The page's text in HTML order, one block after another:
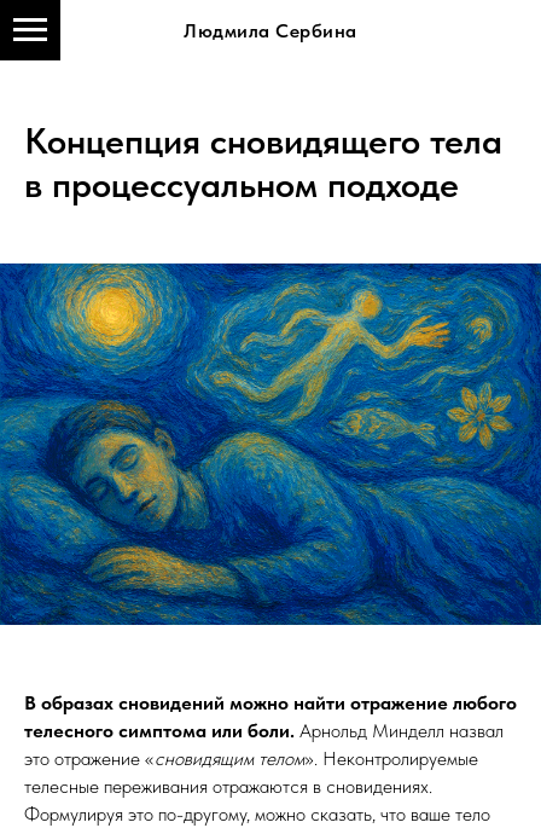
Людмила Сербина
Концепция сновидящего тела
в процессуальном подходе
В образах сновидений можно найти отражение любого
телесного симптома или боли. Арнольд Минделл назвал
это отражение «сновидящим телом». Неконтролируемые
телесные переживания отражаются в сновидениях.
Формулируя это по-другому, можно сказать, что ваше тело